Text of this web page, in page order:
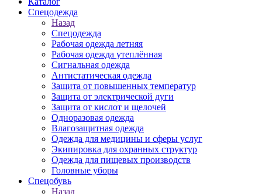
Спецодежда
Назад
Спецодежда
Рабочая одежда летняя
Рабочая одежда утеплённая
Сигнальная одежда
Антистатическая одежда
Защита от повышенных температур
Защита от электрической дуги
Защита от кислот и щелочей
Одноразовая одежда
Влагозащитная одежда
Одежда для медицины и сферы услуг
Экипировка для охранных структур
Одежда для пищевых производств
Головные уборы
Спецобувь
Назад